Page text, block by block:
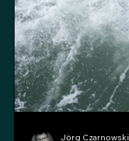
Jörg Czarnowski